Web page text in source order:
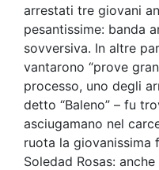
arrestati tre giovani
pesantissime: banda
sovversiva. In altre
vantarono “prove
processo, uno degli
detto “Baleno” – fu
asciugamano nel
ruota la giovanissima
Soledad Rosas: